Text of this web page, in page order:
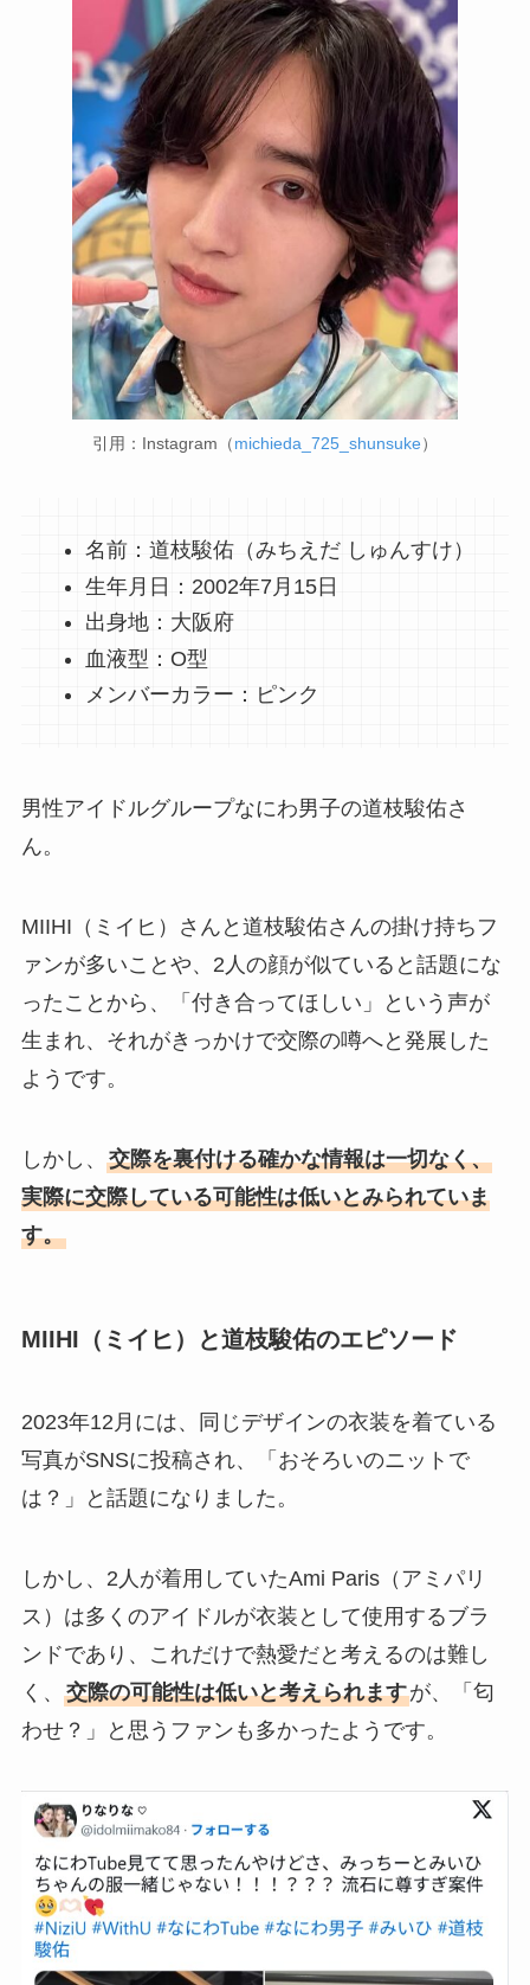
引用：Instagram（michieda_725_shunsuke）
名前：道枝駿佑（みちえだ しゅんすけ）
生年月日：2002年7月15日
出身地：大阪府
血液型：O型
メンバーカラー：ピンク
男性アイドルグループなにわ男子の道枝駿佑さ
ん。
MIIHI（ミイヒ）さんと道枝駿佑さんの掛け持ちフ
ァンが多いことや、2人の顔が似ていると話題にな
ったことから、「付き合ってほしい」という声が
生まれ、それがきっかけで交際の噂へと発展した
ようです。
しかし、 交際を裏付ける確かな情報は一切なく、
実際に交際している可能性は低いとみられていま
す。
MIIHI（ミイヒ）と道枝駿佑のエピソード
2023年12月には、同じデザインの衣装を着ている
写真がSNSに投稿され、「おそろいのニットで
は？」と話題になりました。
しかし、2人が着用していたAmi Paris（アミパリ
ス）は多くのアイドルが衣装として使用するブラ
ンドであり、これだけで熱愛だと考えるのは難し
く、 交際の可能性は低いと考えられますが、「匂
わせ？」と思うファンも多かったようです。